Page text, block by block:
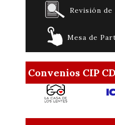
Revisión de
Mesa de
Convenios CIP